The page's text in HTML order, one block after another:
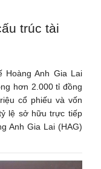
trúc tài
Hoàng Anh Gia Lai
hơn 2.000 tỉ đồng
cổ phiếu và vốn
lệ sở hữu trực tiếp
Anh Gia Lai (HAG)